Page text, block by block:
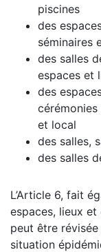
piscines
des
séminaires
des salles
espaces et
des
et local
des salles,
des salles
L’Article 6, fait
espaces, lieux et
peut être
situation